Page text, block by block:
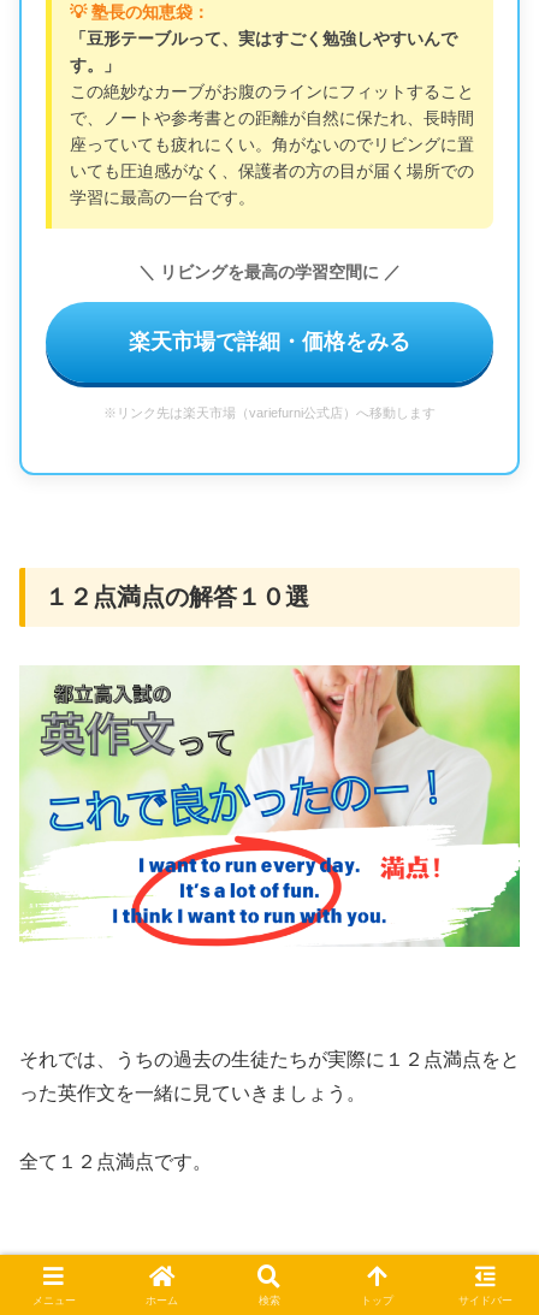
💡 塾長の知恵袋：
「豆形テーブルって、実はすごく勉強しやすいんで
す。」
この絶妙なカーブがお腹のラインにフィットすること
で、ノートや参考書との距離が自然に保たれ、長時間
座っていても疲れにくい。角がないのでリビングに置
いても圧迫感がなく、保護者の方の目が届く場所での
学習に最高の一台です。
＼ リビングを最高の学習空間に ／
楽天市場で詳細・価格をみる
※リンク先は楽天市場（variefurni公式店）へ移動します
１２点満点の解答１０選
それでは、うちの過去の生徒たちが実際に１２点満点をと
った英作文を一緒に見ていきましょう。
全て１２点満点です。
塾生の実際の満点解答①
メニュー ホーム 検索 トップ サイドバー